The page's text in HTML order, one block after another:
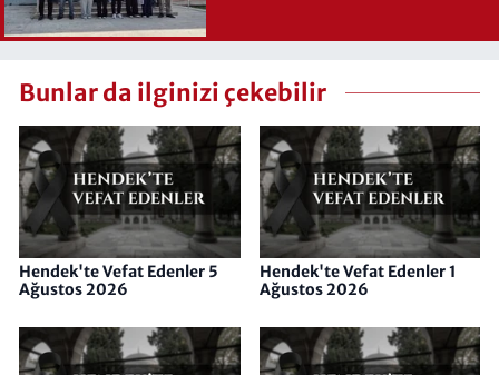
Bunlar da ilginizi çekebilir
Hendek'te Vefat Edenler 5
Ağustos 2026
Hendek'te Vefat Edenler 1
Ağustos 2026